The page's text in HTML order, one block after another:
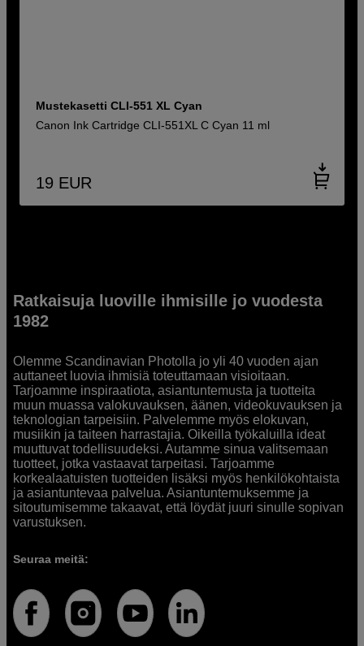
Mustekasetti CLI-551 XL Cyan
Canon Ink Cartridge CLI-551XL C Cyan 11 ml
19 EUR
Ratkaisuja luoville ihmisille jo vuodesta
1982
Olemme Scandinavian Photolla jo yli 40 vuoden ajan
auttaneet luovia ihmisiä toteuttamaan visioitaan.
Tarjoamme inspiraatiota, asiantuntemusta ja tuotteita
muun muassa valokuvauksen, äänen, videokuvauksen ja
teknologian tarpeisiin. Palvelemme myös elokuvan,
musiikin ja taiteen harrastajia. Oikeilla työkaluilla ideat
muuttuvat todellisuudeksi. Autamme sinua valitsemaan
tuotteet, jotka vastaavat tarpeitasi. Tarjoamme
korkealaatuisten tuotteiden lisäksi myös henkilökohtaista
ja asiantuntevaa palvelua. Asiantuntemuksemme ja
sitoutumisemme takaavat, että löydät juuri sinulle sopivan
varustuksen.
Seuraa meitä: